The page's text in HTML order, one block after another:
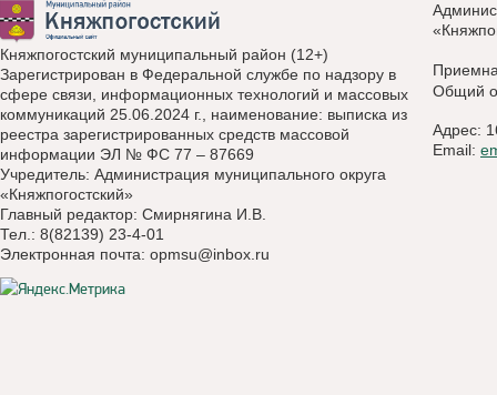
Княжпогостский муниципальный район (12+)
Зарегистрирован в Федеральной службе по надзору в
сфере связи, информационных технологий и массовых
коммуникаций 25.06.2024 г., наименование: выписка из
реестра зарегистрированных средств массовой
информации ЭЛ № ФС 77 – 87669
Учредитель: Администрация муниципального округа
«Княжпогостский»
Главный редактор: Смирнягина И.В.
Тел.: 8(82139) 23-4-01
Электронная почта: opmsu@inbox.ru
Общий
Адрес:
Email: